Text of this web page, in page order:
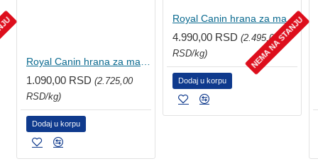
1.090,00 RSD (2.725,00
RSD/kg)
Dodaj u korpu
Royal Canin hrana za mačke Maine Coon Kitten 2kg
4.990,00 RSD (2.495,00
RSD/kg)
Dodaj u korpu
NEMA NA STANJU